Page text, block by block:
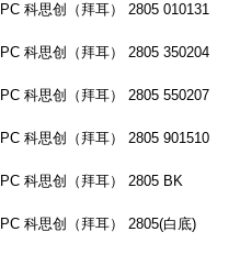
PC 科思创（拜耳） 2805 010131
PC 科思创（拜耳） 2805 350204
PC 科思创（拜耳） 2805 550207
PC 科思创（拜耳） 2805 901510
PC 科思创（拜耳） 2805 BK
PC 科思创（拜耳） 2805(白底)